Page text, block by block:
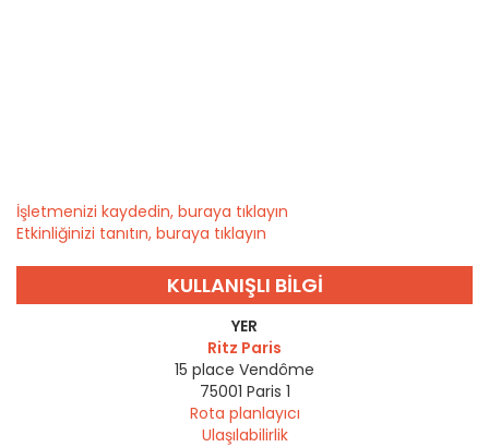
İşletmenizi kaydedin, buraya tıklayın
Etkinliğinizi tanıtın, buraya tıklayın
KULLANIŞLI BILGI
YER
Ritz Paris
15 place Vendôme
75001 Paris 1
Rota planlayıcı
Ulaşılabilirlik